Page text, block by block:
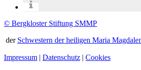
© Bergkloster Stiftung SMMP
der Schwestern der heiligen Maria
Impressum | Datenschutz | Cookies